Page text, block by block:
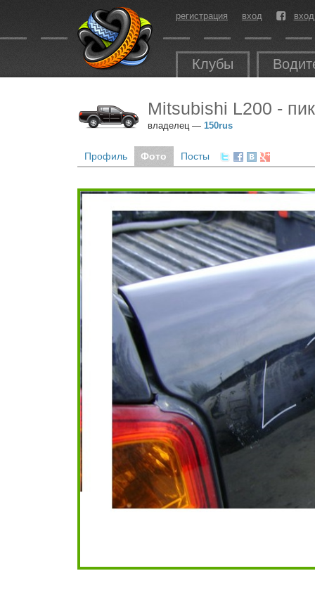
регистрация вход
Клубы
Mitsubishi L200 -
владелец — 150rus
Профиль Фото Посты